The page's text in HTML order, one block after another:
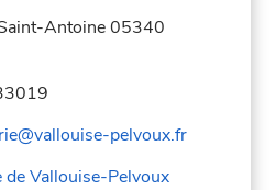
Antoine 05340
pelvoux.fr
Vallouise-Pelvoux